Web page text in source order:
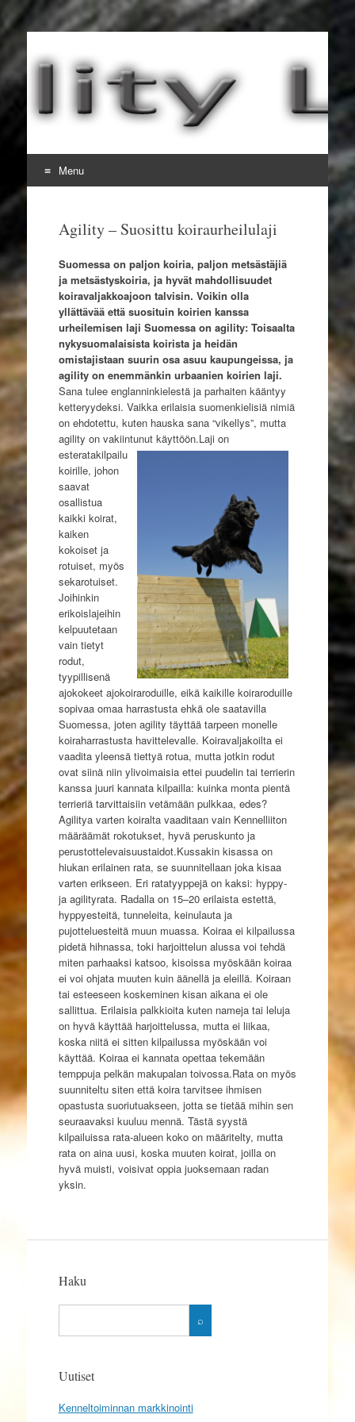
Agility LAU
Suosittu koiraurheilulaji
Menu
Agility – Suosittu koiraurheilulaji
Suomessa on paljon koiria, paljon metsästäjiä
ja metsästyskoiria, ja hyvät mahdollisuudet
koiravaljakkoajoon talvisin. Voikin olla
yllättävää että suosituin koirien kanssa
urheilemisen laji Suomessa on agility: Toisaalta
nykysuomalaisista koirista ja heidän
omistajistaan suurin osa asuu kaupungeissa, ja
agility on enemmänkin urbaanien koirien laji.
Sana tulee englanninkielestä ja parhaiten kääntyy
ketteryydeksi. Vaikka erilaisia suomenkielisiä nimiä
on ehdotettu, kuten hauska sana “vikellys”, mutta
agility on vakiintunut käyttöön.Laji on
esteratakilpailu
koirille, johon
saavat
osallistua
kaikki koirat,
kaiken
kokoiset ja
rotuiset, myös
sekarotuiset.
Joihinkin
erikoislajeihin
kelpuutetaan
vain tietyt
rodut,
tyypillisenä
ajokokeet ajokoiraroduille, eikä kaikille koiraroduille
sopivaa omaa harrastusta ehkä ole saatavilla
Suomessa, joten agility täyttää tarpeen monelle
koiraharrastusta havittelevalle. Koiravaljakoilta ei
vaadita yleensä tiettyä rotua, mutta jotkin rodut
ovat siinä niin ylivoimaisia ettei puudelin tai terrierin
kanssa juuri kannata kilpailla: kuinka monta pientä
terrieriä tarvittaisiin vetämään pulkkaa, edes?
Agilitya varten koiralta vaaditaan vain Kennelliiton
määräämät rokotukset, hyvä peruskunto ja
perustottelevaisuustaidot.Kussakin kisassa on
hiukan erilainen rata, se suunnitellaan joka kisaa
varten erikseen. Eri ratatyyppejä on kaksi: hyppy-
ja agilityrata. Radalla on 15–20 erilaista estettä,
hyppyesteitä, tunneleita, keinulauta ja
pujotteluesteitä muun muassa. Koiraa ei kilpailussa
pidetä hihnassa, toki harjoittelun alussa voi tehdä
miten parhaaksi katsoo, kisoissa myöskään koiraa
ei voi ohjata muuten kuin äänellä ja eleillä. Koiraan
tai esteeseen koskeminen kisan aikana ei ole
sallittua. Erilaisia palkkioita kuten nameja tai leluja
on hyvä käyttää harjoittelussa, mutta ei liikaa,
koska niitä ei sitten kilpailussa myöskään voi
käyttää. Koiraa ei kannata opettaa tekemään
temppuja pelkän makupalan toivossa.Rata on myös
suunniteltu siten että koira tarvitsee ihmisen
opastusta suoriutuakseen, jotta se tietää mihin sen
seuraavaksi kuuluu mennä. Tästä syystä
kilpailuissa rata-alueen koko on määritelty, mutta
rata on aina uusi, koska muuten koirat, joilla on
hyvä muisti, voisivat oppia juoksemaan radan
yksin.
Haku
Uutiset
Kenneltoiminnan markkinointi